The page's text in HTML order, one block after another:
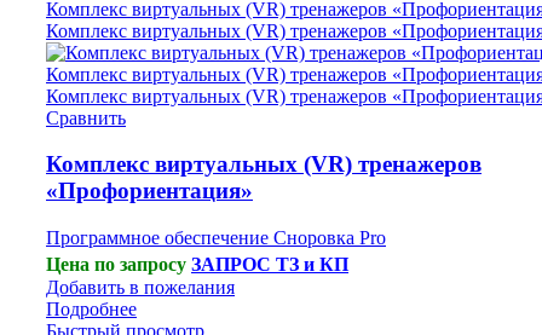
Сравнить
Комплекс виртуальных (VR) тренажеров
«Профориентация»
Программное обеспечение Сноровка Pro
Цена по запросуЗАПРОС ТЗ и КП
Добавить в пожелания
Подробнее
Быстрый просмотр